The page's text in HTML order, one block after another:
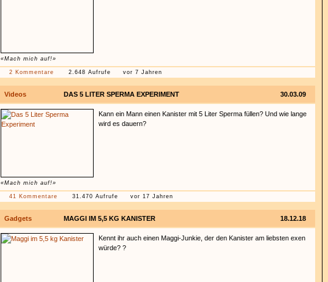
«Mach mich auf!»
2 Kommentare 2.648 Aufrufe vor 7 Jahren
Videos 30.03.09
DAS 5 LITER SPERMA EXPERIMENT
«Mach mich auf!»
Kann ein Mann einen Kanister mit 5 Liter Sperma füllen? Und wie lange
wird es dauern?
41 Kommentare 31.470 Aufrufe vor 17 Jahren
Gadgets 18.12.18
MAGGI IM 5,5 KG KANISTER
Kennt ihr auch einen Maggi-Junkie, der den Kanister am liebsten exen
würde? ?